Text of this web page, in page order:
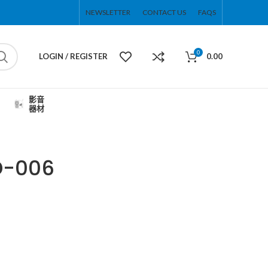
NEWSLETTER CONTACT US FAQS
LOGIN / REGISTER 0 0.00
影音
器材
006